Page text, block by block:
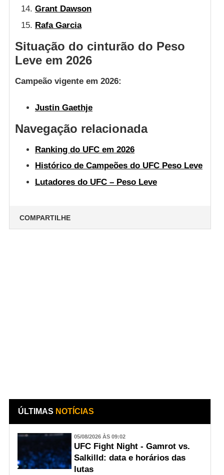
Grant Dawson
Rafa Garcia
Situação do cinturão do Peso
Leve em 2026
Campeão vigente em 2026:
Justin Gaethje
Navegação relacionada
Ranking do UFC em 2026
Histórico de Campeões do UFC Peso Leve
Lutadores do UFC – Peso Leve
COMPARTILHE
ÚLTIMAS NOTÍCIAS
05/08/2026 ÀS 09:02
UFC Fight Night - Gamrot vs.
Salkilld: data e horários das
lutas